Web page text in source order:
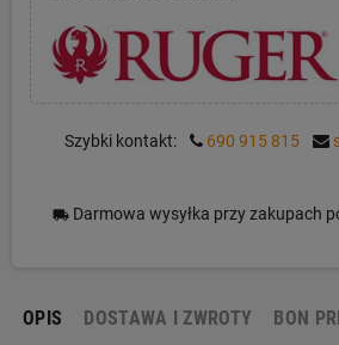
Szybki kontakt: 690 915 815
local_shipping Darmowa wysyłka przy zakupach
OPIS DOSTAWA I ZWROTY BON